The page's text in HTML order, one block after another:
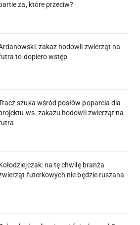
za, które przeciw?
zakaz hodowli zwierząt na
to dopiero wstęp
szuka wśród posłów poparcia dla
ws. zakazu hodowli zwierząt na
na tę chwilę branża
futerkowych nie będzie ruszana